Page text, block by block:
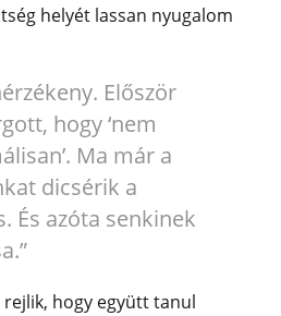
helyét lassan nyugalom
Először
hogy ‘nem
Ma már a
dicsérik a
És azóta senkinek
hogy együtt tanul